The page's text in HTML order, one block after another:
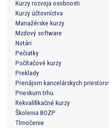
Kurzy rozvoja osobnosti
Kurzy účtovníctva
Manažérske kurzy
Mzdový software
Notári
Pečiatky
Počítačové kurzy
Preklady
Prenájom kancelárskych
Prieskum trhu
Rekvalifikačné kurzy
Školenia BOZP
Tlmočenie